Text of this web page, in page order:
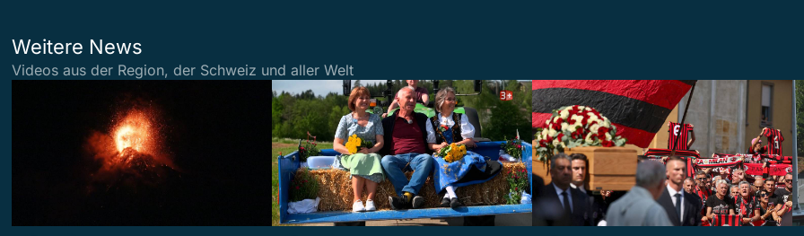
Weitere News
Videos aus der Region, der Schweiz und aller Welt